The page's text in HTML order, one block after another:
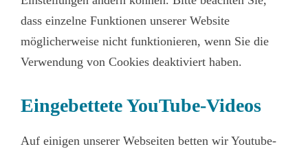
dass einzelne Funktionen unserer Website
möglicherweise nicht funktionieren, wenn Sie die
Verwendung von Cookies deaktiviert haben.
Eingebettete YouTube-Videos
Auf einigen unserer Webseiten betten wir Youtube-